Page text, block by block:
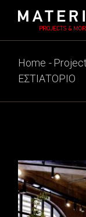
Home
ΕΣΤΙΑΤΟΡΙΟ